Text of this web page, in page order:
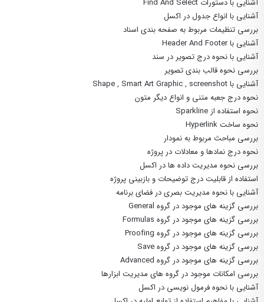
آشنایی با دستورات Find And Select
آشنایی با انواع جدول در اکسل
بررسی تنظیمات مربوط به صفحه بندی اسناد
آشنایی با Header And Footer
آشنایی با نحوه درج تصویر در سند
بررسی نحوه قالب بندی تصویر
آشنایی با Shape , Smart Art Graphic , screenshot
نحوه درج جعبه متنی و انواع دیگر متون
نحوه استفاده از Sparkline
نحوه ساخت Hyperlink
بررسی مباحث مربوط به نمودار
نحوه درج نمادها و معادلات در پروژه
بررسی نحوه مدیریت داده ها در اکسل
استفاده از قابلیت درج توضیحات و بازبینی پروژه
آشنایی با نحوه مدیریت بصری در فضای برنامه
بررسی گزینه های موجود در گروه General
بررسی گزینه های موجود در گروه Formulas
بررسی گزینه های موجود در گروه Proofing
بررسی گزینه های موجود در گروه Save
بررسی گزینه های موجود در گروه Advanced
بررسی امکانات موجود در گروه های مدیریت ابزارها
آشنایی با نحوه فرمول نویسی در اکسل